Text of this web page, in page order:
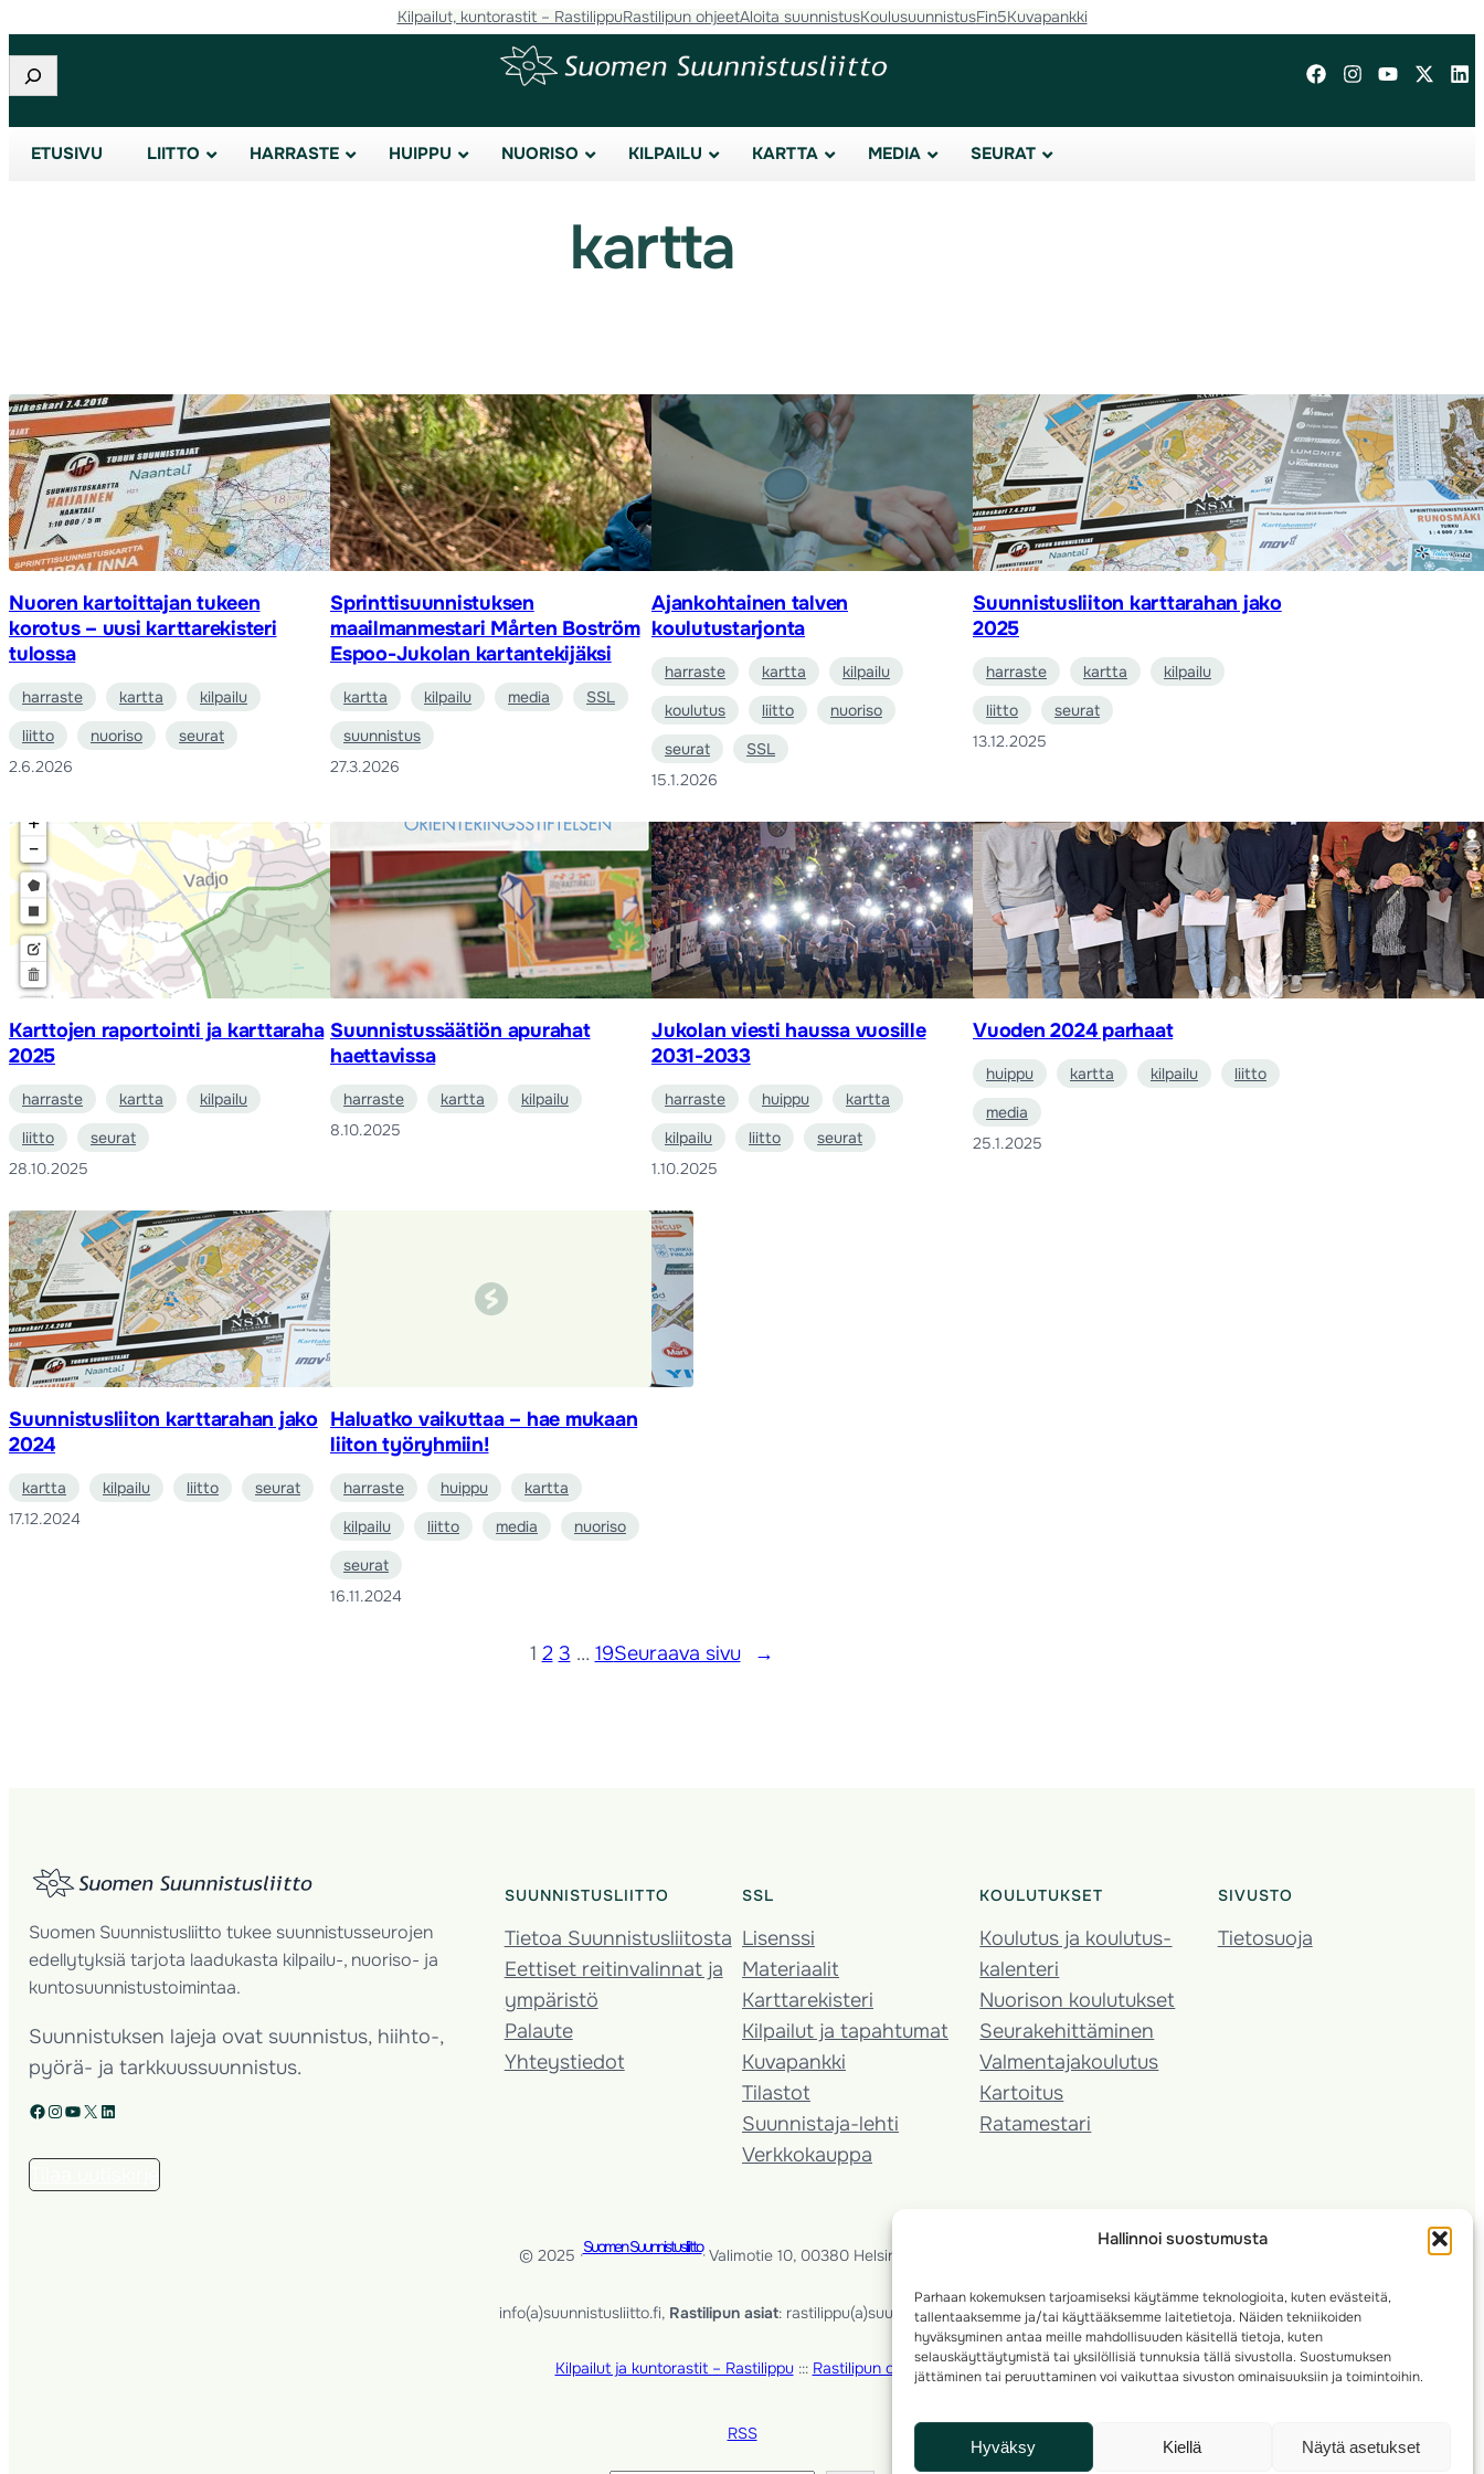
Hallinnoi suostumusta
Parhaan kokemuksen tarjoamiseksi käytämme teknologioita, kuten evästeitä,
tallentaaksemme ja/tai käyttääksemme laitetietoja. Näiden tekniikoiden
hyväksyminen antaa meille mahdollisuuden käsitellä tietoja, kuten
selauskäyttäytymistä tai yksilöllisiä tunnuksia tällä sivustolla. Suostumuksen
jättäminen tai peruuttaminen voi vaikuttaa sivuston ominaisuuksiin ja toimintoihin.
Hyväksy Kiellä Näytä asetukset
sisältöön
Kilpailut, kuntorastit – RastilippuRastilipun ohjeetAloita suunnistusKoulusuunnistusFin5Kuvapankki
Etsi
ETUSIVU LIITTO HARRASTE HUIPPU NUORISO KILPAILU KARTTA MEDIA SEURAT
kartta
Nuoren kartoittajan tukeen
korotus – uusi karttarekisteri
tulossa
harraste kartta
kilpailu
liitto
nuoriso
seurat
2.6.2026
Sprinttisuunnistuksen
maailmanmestari Mårten Boström
Espoo-Jukolan kartantekijäksi
kartta kilpailu media
SSL
suunnistus
27.3.2026
Ajankohtainen talven
koulutustarjonta
harraste kartta
kilpailu
koulutus
liitto
nuoriso
seurat
SSL
15.1.2026
Suunnistusliiton karttarahan jako
2025
harraste kartta
kilpailu
liitto
seurat
13.12.2025
Karttojen raportointi ja karttaraha
2025
harraste kartta
kilpailu
liitto
seurat
28.10.2025
Suunnistussäätiön apurahat
haettavissa
harraste kartta
kilpailu
8.10.2025
Jukolan viesti haussa vuosille
2031-2033
harraste huippu
kartta
kilpailu
liitto
seurat
1.10.2025
Vuoden 2024 parhaat
huippu kartta kilpailu
liitto
media
25.1.2025
Suunnistusliiton karttarahan jako
2024
kartta kilpailu liitto
seurat
17.12.2024
Haluatko vaikuttaa – hae mukaan
liiton työryhmiin!
harraste huippu
kartta
kilpailu
liitto media
nuoriso
seurat
16.11.2024
1 2 3 … 19Seuraava sivu →
Suomen Suunnistusliitto tukee suunnistusseurojen
edellytyksiä tarjota laadukasta kilpailu-, nuoriso- ja
kuntosuunnistustoimintaa.
Suunnistuksen lajeja ovat suunnistus, hiihto-,
pyörä- ja tarkkuussuunnistus.
Facebook Instagram YouTube X LinkedIn
SUUNNISTUSLIITTO
Tietoa Suunnistusliitosta
Eettiset reitinvalinnat ja
ympäristö
Palaute
Yhteystiedot
SSL
Lisenssi
Materiaalit
Karttarekisteri
Kilpailut ja tapahtumat
Kuvapankki
Tilastot
Suunnistaja-lehti
Verkkokauppa
KOULUTUKSET
Koulutus ja koulutus­
kalenteri
Nuorison koulutukset
Seura­kehittäminen
Valmentaja­koulutus
Kartoitus
Ratamestari
SIVUSTO
Tietosuoja
© 2025 ·Suomen Suunnistusliitto· Valimotie 10, 00380 Helsinki, Finland
info(a)suunnistusliitto.fi, Rastilipun asiat: rastilippu(a)suunnistusliitto.fi
Kilpailut ja kuntorastit – Rastilippu::: Rastilipun ohjeet
RSS